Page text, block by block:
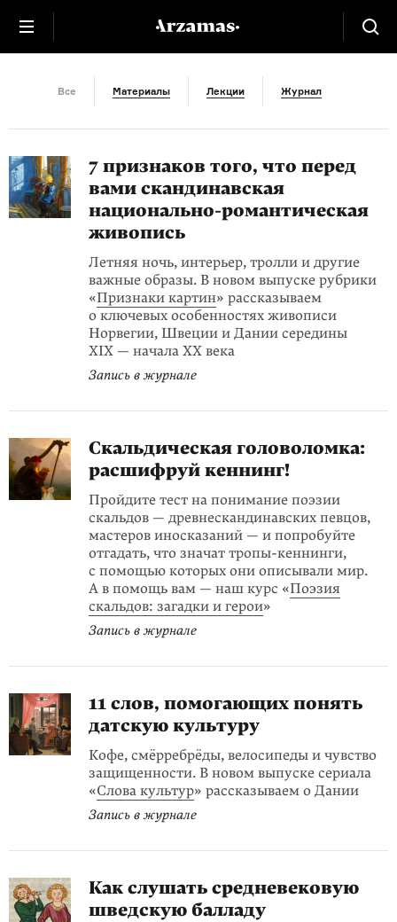
Скандинавия
Все Материалы Лекции Журнал
7 признаков того, что перед
вами скандинав­ская
национально-романтическая
живопись
Летняя ночь, интерьер, тролли и другие
важные образы. В новом выпуске рубрики
«Признаки картин» рассказываем
о ключевых особенностях живописи
Норвегии, Швеции и Дании середины
XIX — начала XX века
Запись в журнале
Скальдическая головоломка:
расшифруй кеннинг!
Пройдите тест на понимание поэзии
скальдов — древнескандинавских певцов,
мастеров иносказаний — и попробуйте
отгадать, что значат тропы-кеннинги,
с помощью которых они описывали мир.
А в помощь вам — наш курс «Поэзия
скальдов: загадки и герои»
Запись в журнале
11 слов, помогающих понять
датскую культуру
Кофе, смёрребрёды, велосипеды и чувство
защищенности. В новом выпуске сериала
«Слова культур» рассказываем о Дании
Запись в журнале
Как слушать средневековую
шведскую балладу